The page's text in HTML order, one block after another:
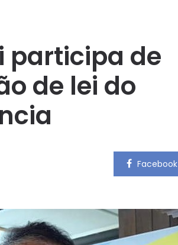
participa de
de lei do
Facebook